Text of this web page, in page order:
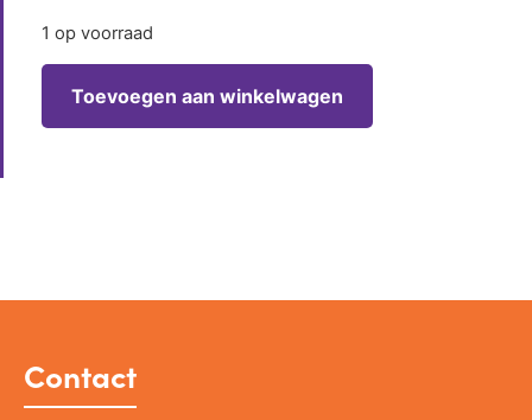
1 op voorraad
Toevoegen aan winkelwagen
Contact